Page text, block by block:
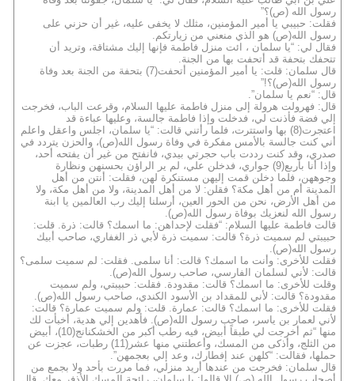
رسول الله (ص)؟”
فقلت: حبيبي يا أمير المؤمنين، مثلك لا يخفى عليه، غير أن حزني على
رسول الله(ص) هو الذي منعني من زيارتكم.
فقال لي: “يا سلمان ، ائت منزل فاطمة فإنها إليك مشتاقة، وتريد أن
تتحفك بتحفة قد أتحفت بها من الجنة.
قال سلمان: قلت: يا أمير المؤمنين أتحفت(7) بتحفة من الجنة بعد وفاة
رسول الله(ص)؟!”
قال: “نعم يا سلمان”.
قال: فهرولت هرولة إلى منزل فاطمة عليها السلام، وقرعت الباب، فخرجت
إلي فضة فأذنت لي، فدخلت وإذا فاطمة جالسة، وعليها عباءة قد
اعتجرت(8) بها واستترت، فلما رأتني قالت: “يا سلمان، اجلس واعقل واعلم
أني كنت جالسة بالأمس مفكرة في وفاة رسول الله(ص)، والحزن يتردد في
صدري، وقد كنت رددت باب حجرتي بيدي، فانفتح من غير أن يفتحه أحد،
وإذا أنا بأربع(9) جواري، فدخلن علي، لم ير الراؤن بحسنهن ونظارة
وجوههن، فلما دخلن قمت إليهن مستنكرة لهن، فقلت: أنتن من أهل
المدينة أم من أهل مكة؟ فقلن: لا من أهل المدينة، ولا من أهل مكة، ولا
من أهل الأرض، نحن من الحور العين، أرسلنا إليك رب العالمين يا ابنة
رسول الله لنعزيك بوفاة رسول الله(ص).
قالت فاطمة عليها السلام: “فقلت لإحداهن: ما اسمك؟ قالت: ذرة. قلت:
حبيبتي لم سميت ذرة؟ قالت: سميت ذرة لأبي ذر الغفاري، صاحب أبيك
رسول الله(ص).
فقلت للأخرى: وأنت ما اسمك؟ قالت: أنا سلمى. فقلت: لم سميت سلمى؟
قالت: لأني لسلمان الفارسي، صاحب رسول الله(ص).
وقلت للأخرى: ما اسمك؟ قالت: مقدودة. فقلت: حبيبتي، ولم سميت
مقدودة؟ قالت: لأني للمقداد بن الأسود الكندي، صاحب رسول الله(ص).
فقلت للأخرى: ما اسمك؟ قالت: عمارة. قلت: ولم سميت عمارة؟ قالت:
لأني لعمار بن ياسر، صاحب رسول الله(ص). فأهدين إلي هدية، أخبأت لك
منها “ثم أخرجت لي طبقاً أبيض، فيه رطب أكبر من الخشكنانج(10)، أبيض
من الثلج، وأذكى من المسك، وأعطتني منها عشر(11) رطبات، عجزت عن
حملها، فقالت: “كلهن عند إفطارك، وعد إلي بعجمهن”.
قال سلمان: فخرجت من عندها أريد منزلي، فما مررت بأحد ولا بجمع من